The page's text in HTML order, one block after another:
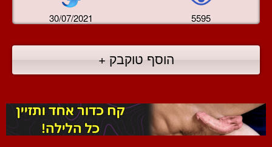
30/07/2021 5595
הוסף טוקבק +